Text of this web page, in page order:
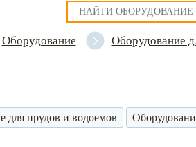
Оборудование Оборудование
для прудов и водоемов